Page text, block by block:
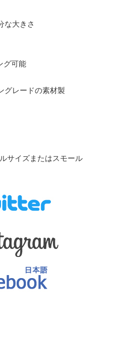
な大きさ
グ可能
グレードの素材製
サイズまたはスモール